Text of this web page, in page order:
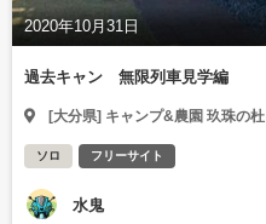
2020年10月31日
過去キャン 無限列車見学編
[大分県] キャンプ&農園 玖珠の杜
ソロ フリーサイト
水鬼